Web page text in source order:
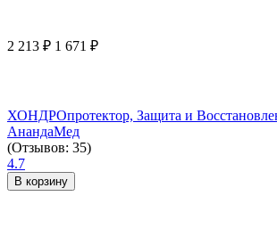
2 213 ₽ 1 671 ₽
ХОНДРОпротектор, Защита и
АнандаМед
(Отзывов: 35)
4.7
В корзину